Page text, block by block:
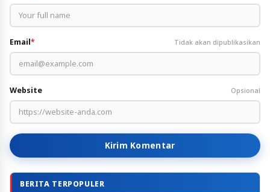
Email* Tidak akan dipublikasikan
Website Opsional
Kirim Komentar
BERITA TERPOPULER